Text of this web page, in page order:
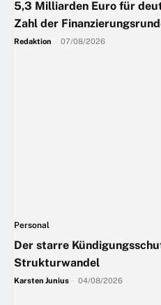
5,3 Milliarden Euro für
Zahl der
Redaktion 07/08/2026
Personal
Der starre
Strukturwandel
Karsten Junius 04/08/2026